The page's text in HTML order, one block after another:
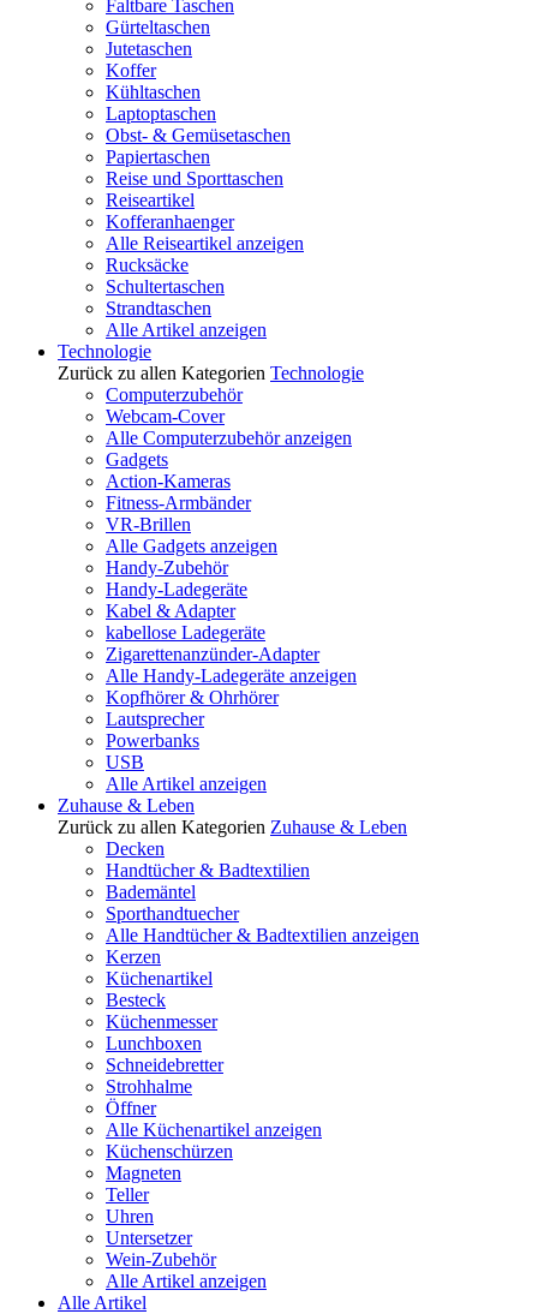
Faltbare Taschen
Gürteltaschen
Jutetaschen
Koffer
Kühltaschen
Laptoptaschen
Obst- & Gemüsetaschen
Papiertaschen
Reise und Sporttaschen
Reiseartikel
Kofferanhaenger
Alle Reiseartikel anzeigen
Rucksäcke
Schultertaschen
Strandtaschen
Alle Artikel anzeigen
Technologie
Zurück zu allen Kategorien Technologie
Computerzubehör
Webcam-Cover
Alle Computerzubehör anzeigen
Gadgets
Action-Kameras
Fitness-Armbänder
VR-Brillen
Alle Gadgets anzeigen
Handy-Zubehör
Handy-Ladegeräte
Kabel & Adapter
kabellose Ladegeräte
Zigarettenanzünder-Adapter
Alle Handy-Ladegeräte anzeigen
Kopfhörer & Ohrhörer
Lautsprecher
Powerbanks
USB
Alle Artikel anzeigen
Zuhause & Leben
Zurück zu allen Kategorien Zuhause & Leben
Decken
Handtücher & Badtextilien
Bademäntel
Sporthandtuecher
Alle Handtücher & Badtextilien anzeigen
Kerzen
Küchenartikel
Besteck
Küchenmesser
Lunchboxen
Schneidebretter
Strohhalme
Öffner
Alle Küchenartikel anzeigen
Küchenschürzen
Magneten
Teller
Uhren
Untersetzer
Wein-Zubehör
Alle Artikel anzeigen
Alle Artikel